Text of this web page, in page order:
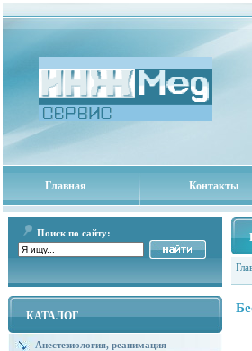
Главная Контакты
Поиск по сайту:
КАТАЛОГ
Анестезиология, реанимация